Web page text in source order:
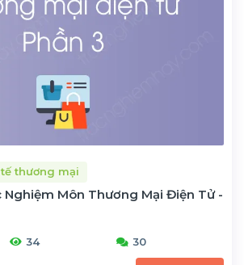
thương mại
Nghiệm Môn Thương Mại Điện Tử -
34 30